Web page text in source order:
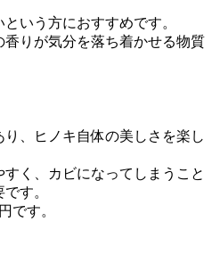
いう方におすすめです。
りが気分を落ち着かせる物質
、ヒノキ自体の美しさを楽し
く、カビになってしまうこと
す。
です。